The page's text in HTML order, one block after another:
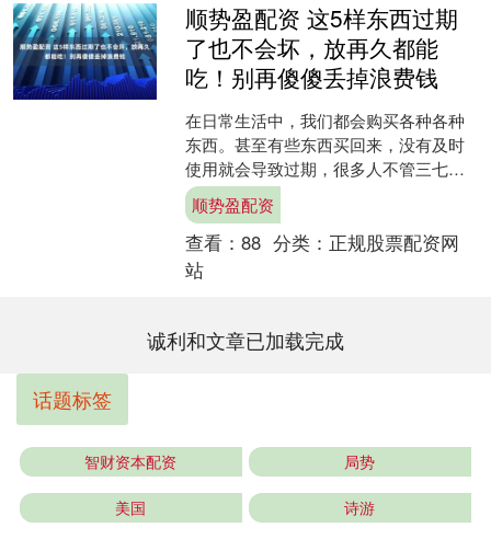
顺势盈配资 这5样东西过期
了也不会坏，放再久都能
吃！别再傻傻丢掉浪费钱
在日常生活中，我们都会购买各种各种
东西。甚至有些东西买回来，没有及时
使用就会导致过期，很多人不管三七二
十一就将其丢掉。 其实有些东西是没有
保质期的，并且放置的时....
顺势盈配资
查看： 88 分类： 正规股票配资网
站
诚利和文章已加载完成
话题标签
智财资本配资 局势
美国 诗游